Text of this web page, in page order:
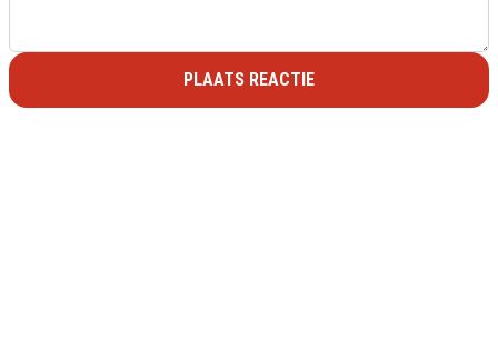
PLAATS REACTIE